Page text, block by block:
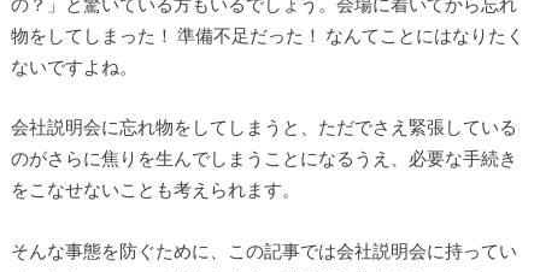
物をしてしまった！ 準備不足だった！ なんてことにはなりたく
ないですよね。
会社説明会に忘れ物をしてしまうと、ただでさえ緊張している
のがさらに焦りを生んでしまうことになるうえ、必要な手続き
をこなせないことも考えられます。
そんな事態を防ぐために、この記事では会社説明会に持ってい